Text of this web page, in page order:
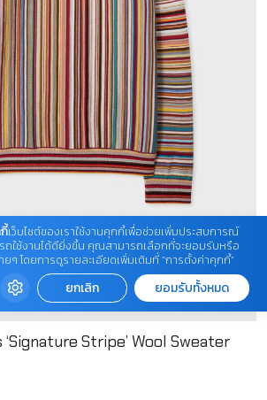
‘Signature Stripe’ Wool Sweater
เว็บไซต์ของเราใช้งานคุกกี้เพื่อช่วยเพิ่มประสบการณ์
รถใช้งานได้ดียิ่งขึ้น คุณสามารถเลือกที่จะยอมรับหรือ
ยๆ โดยการดูรายละเอียดเพิ่มเติมที่ “การตั้งค่าคุกกี้”
ยกเลิก ยอมรับทั้งหมด